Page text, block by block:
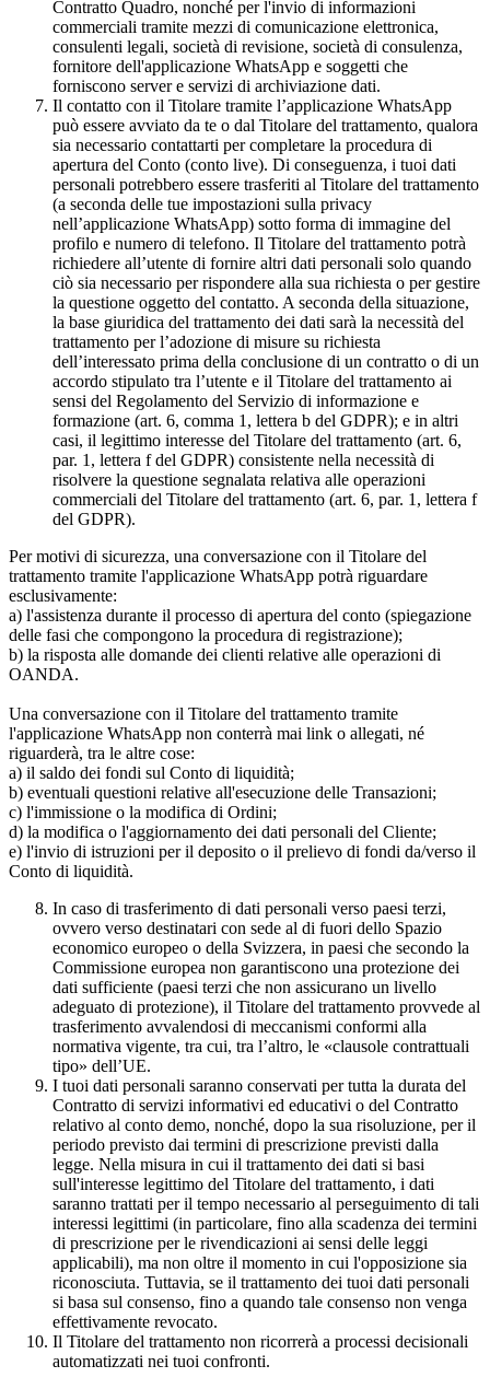
Contratto Quadro, nonché per l'invio di informazioni
commerciali tramite mezzi di comunicazione elettronica,
consulenti legali, società di revisione, società di consulenza,
fornitore dell'applicazione WhatsApp e soggetti che
forniscono server e servizi di archiviazione dati.
Il contatto con il Titolare tramite l’applicazione WhatsApp
può essere avviato da te o dal Titolare del trattamento, qualora
sia necessario contattarti per completare la procedura di
apertura del Conto (conto live). Di conseguenza, i tuoi dati
personali potrebbero essere trasferiti al Titolare del trattamento
(a seconda delle tue impostazioni sulla privacy
nell’applicazione WhatsApp) sotto forma di immagine del
profilo e numero di telefono. Il Titolare del trattamento potrà
richiedere all’utente di fornire altri dati personali solo quando
ciò sia necessario per rispondere alla sua richiesta o per gestire
la questione oggetto del contatto. A seconda della situazione,
la base giuridica del trattamento dei dati sarà la necessità del
trattamento per l’adozione di misure su richiesta
dell’interessato prima della conclusione di un contratto o di un
accordo stipulato tra l’utente e il Titolare del trattamento ai
sensi del Regolamento del Servizio di informazione e
formazione (art. 6, comma 1, lettera b del GDPR); e in altri
casi, il legittimo interesse del Titolare del trattamento (art. 6,
par. 1, lettera f del GDPR) consistente nella necessità di
risolvere la questione segnalata relativa alle operazioni
commerciali del Titolare del trattamento (art. 6, par. 1, lettera f
del GDPR).
Per motivi di sicurezza, una conversazione con il Titolare del
trattamento tramite l'applicazione WhatsApp potrà riguardare
esclusivamente:
a) l'assistenza durante il processo di apertura del conto (spiegazione
delle fasi che compongono la procedura di registrazione);
b) la risposta alle domande dei clienti relative alle operazioni di
OANDA.
Una conversazione con il Titolare del trattamento tramite
l'applicazione WhatsApp non conterrà mai link o allegati, né
riguarderà, tra le altre cose:
a) il saldo dei fondi sul Conto di liquidità;
b) eventuali questioni relative all'esecuzione delle Transazioni;
c) l'immissione o la modifica di Ordini;
d) la modifica o l'aggiornamento dei dati personali del Cliente;
e) l'invio di istruzioni per il deposito o il prelievo di fondi da/verso il
Conto di liquidità.
In caso di trasferimento di dati personali verso paesi terzi,
ovvero verso destinatari con sede al di fuori dello Spazio
economico europeo o della Svizzera, in paesi che secondo la
Commissione europea non garantiscono una protezione dei
dati sufficiente (paesi terzi che non assicurano un livello
adeguato di protezione), il Titolare del trattamento provvede al
trasferimento avvalendosi di meccanismi conformi alla
normativa vigente, tra cui, tra l’altro, le «clausole contrattuali
tipo» dell’UE.
I tuoi dati personali saranno conservati per tutta la durata del
Contratto di servizi informativi ed educativi o del Contratto
relativo al conto demo, nonché, dopo la sua risoluzione, per il
periodo previsto dai termini di prescrizione previsti dalla
legge. Nella misura in cui il trattamento dei dati si basi
sull'interesse legittimo del Titolare del trattamento, i dati
saranno trattati per il tempo necessario al perseguimento di tali
interessi legittimi (in particolare, fino alla scadenza dei termini
di prescrizione per le rivendicazioni ai sensi delle leggi
applicabili), ma non oltre il momento in cui l'opposizione sia
riconosciuta. Tuttavia, se il trattamento dei tuoi dati personali
si basa sul consenso, fino a quando tale consenso non venga
effettivamente revocato.
Il Titolare del trattamento non ricorrerà a processi decisionali
automatizzati nei tuoi confronti.